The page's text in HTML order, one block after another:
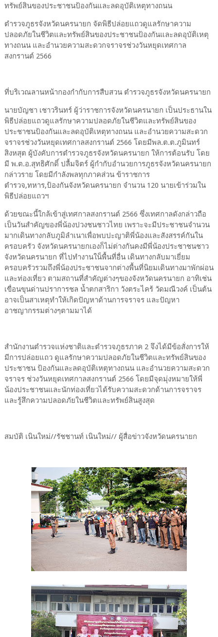
ทรัพย์สินของประชาชนป้องกันและลดอุบัติเหตุทางถนน
ตำรวจภูธรจังหวัดนครนายก จัดพิธีปล่อยแถวดูแลรักษาความ
ปลอดภัยในชีวิตและทรัพย์สินของประชาชนป้องกันและลดอุบัติเหตุ
ทางถนน และอำนวยความสะดวกจราจรช่วงวันหยุดเทศกาล
สงกรานต์ 2566
ที่บริเวณลานหน้ากองกำกับการสืบสวน ตำรวจภูธรจังหวัดนครนายก
นายบัญชา เชาวรินทร์ ผู้ว่าราชการจังหวัดนครนายก เป็นประธานใน
พิธีปล่อยแถวดูแลรักษาความปลอดภัยในชีวิตและทรัพย์สินของ
ประชาชนป้องกันและลดอุบัติเหตุทางถนน และอำนวยความสะดวก
จราจรช่วงวันหยุดเทศกาลสงกรานต์ 2566 โดยมีพล.ต.ต.ภูมินทร์
สิงหสุต ผู้บังคับการตำรวจภูธรจังหวัดนครนายก ให้การต้อนรับ โดย
มี พ.ต.อ.สุทธิศักดิ์ ปลื้มจิตร์ ผู้กำกับอำนวยการภูธรจังหวัดนครนายก
กล่าวราย โดยมีกำลังพลทุกภาคส่วน ข้าราชการ
ตำรวจ,ทหาร,ป้องกันจังหวัดนครนายก จำนวน 120 นายเข้าร่วมใน
พิธีปล่อยแถวฯ
ด้วยขณะนี้ใกล้เข้าสู่เทศกาลสงกรานต์ 2566 ซึ่งเทศกาลดังกล่าวถือ
เป็นวันสำคัญของพี่น้องปวงชนชาวไทย เพราะจะมีประชาชนจำนวน
มากเดินทางกลับภูมิลำเนาเพื่อพบปะญาติพี่น้องและสังสรรค์กันใน
ครอบครัว จังหวัดนครนายกเองก็ไม่ต่างกันคงมีพี่น้องประชาชนชาว
จังหวัดนครนายก ที่ไปทำงานใน็พื้นที่อื่น เดินทางกลับมาเยี่ยม
ครอบครัวรวมถึงพี่น้องประชาชนจากต่างพื้นที่นิยมเดินทางมาพักผ่อน
และท่องเที่ยว ตามสถานที่สำคัญต่างๆของจังหวัดนครนายก อาทิเช่น
เขื่อนขุนด่านปราการชล น้ำตกสาริกา วังตระไคร้ วัดมณีวงค์ เป็นต้น
อาจเป็นสาเหตุทำให้เกิดปัญหาด้านการจราจร และปัญหา
อาชญากรรมต่างๆตามมาได้
สำนักงานตำรวจแห่งชาติและตำรวจภูธรภาค 2 จึงได้มีข้อสั่งการให้
มีการปล่อยแถว ดูแลรักษาความปลอดภัยในชีวิตและทรัพย์สินของ
ประชาชน ป้องกันและลดอุบัติเหตุทางถนน และอำนวยความสะดวก
จราจร ช่วงวันหยุดเทศกาลสงกรานต์ 2566 โดยมีจุดมุ่งหมายให้พี่
น้องประชาชนและนักท่องเที่ยวได้รับความสะดวกด้านการจราจร
และรู้สึกความปลอดภัยในชีวิตและทรัพย์สินสูงสุด
สมบัติ เนินใหม่//รัชชานท์ เนินใหม่// ผู้สื่อข่าวจังหวัดนครนายก